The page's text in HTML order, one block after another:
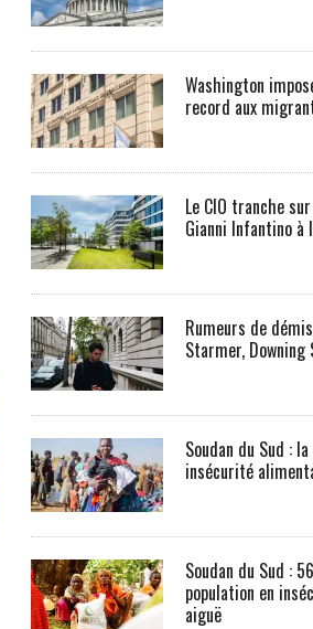
Washington
record aux
Le CIO tranche
Gianni Infantino à
Rumeurs de
Starmer,
Soudan du Sud :
insécurité
Soudan du Sud :
population en
aiguë